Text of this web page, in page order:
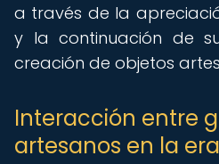
a través de la
y la continuación de
creación de objetos
Interacción entre
artesanos en la